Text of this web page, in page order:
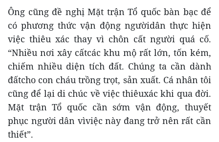
Ông cũng đề nghị Mặt trận Tổ quốc bàn bạc để
có phương thức vận động ngườidân thực hiện
việc thiêu xác thay vì chôn cất người quá cố.
“Nhiều nơi xây cấtcác khu mộ rất lớn, tốn kém,
chiếm nhiều diện tích đất. Chúng ta cần dành
đấtcho con cháu trồng trọt, sản xuất. Cá nhân tôi
cũng để lại di chúc về việc thiêuxác khi qua đời.
Mặt trận Tổ quốc cần sớm vận động, thuyết
phục người dân vìviệc này đang trở nên rất cần
thiết”.